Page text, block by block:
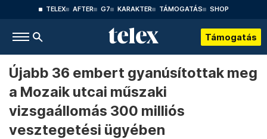
TELEX AFTER G7 KARAKTER TÁMOGATÁS SHOP
Támogatás
Újabb 36 embert gyanúsítottak meg
a Mozaik utcai műszaki
vizsgaállomás 300 milliós
vesztegetési ügyében